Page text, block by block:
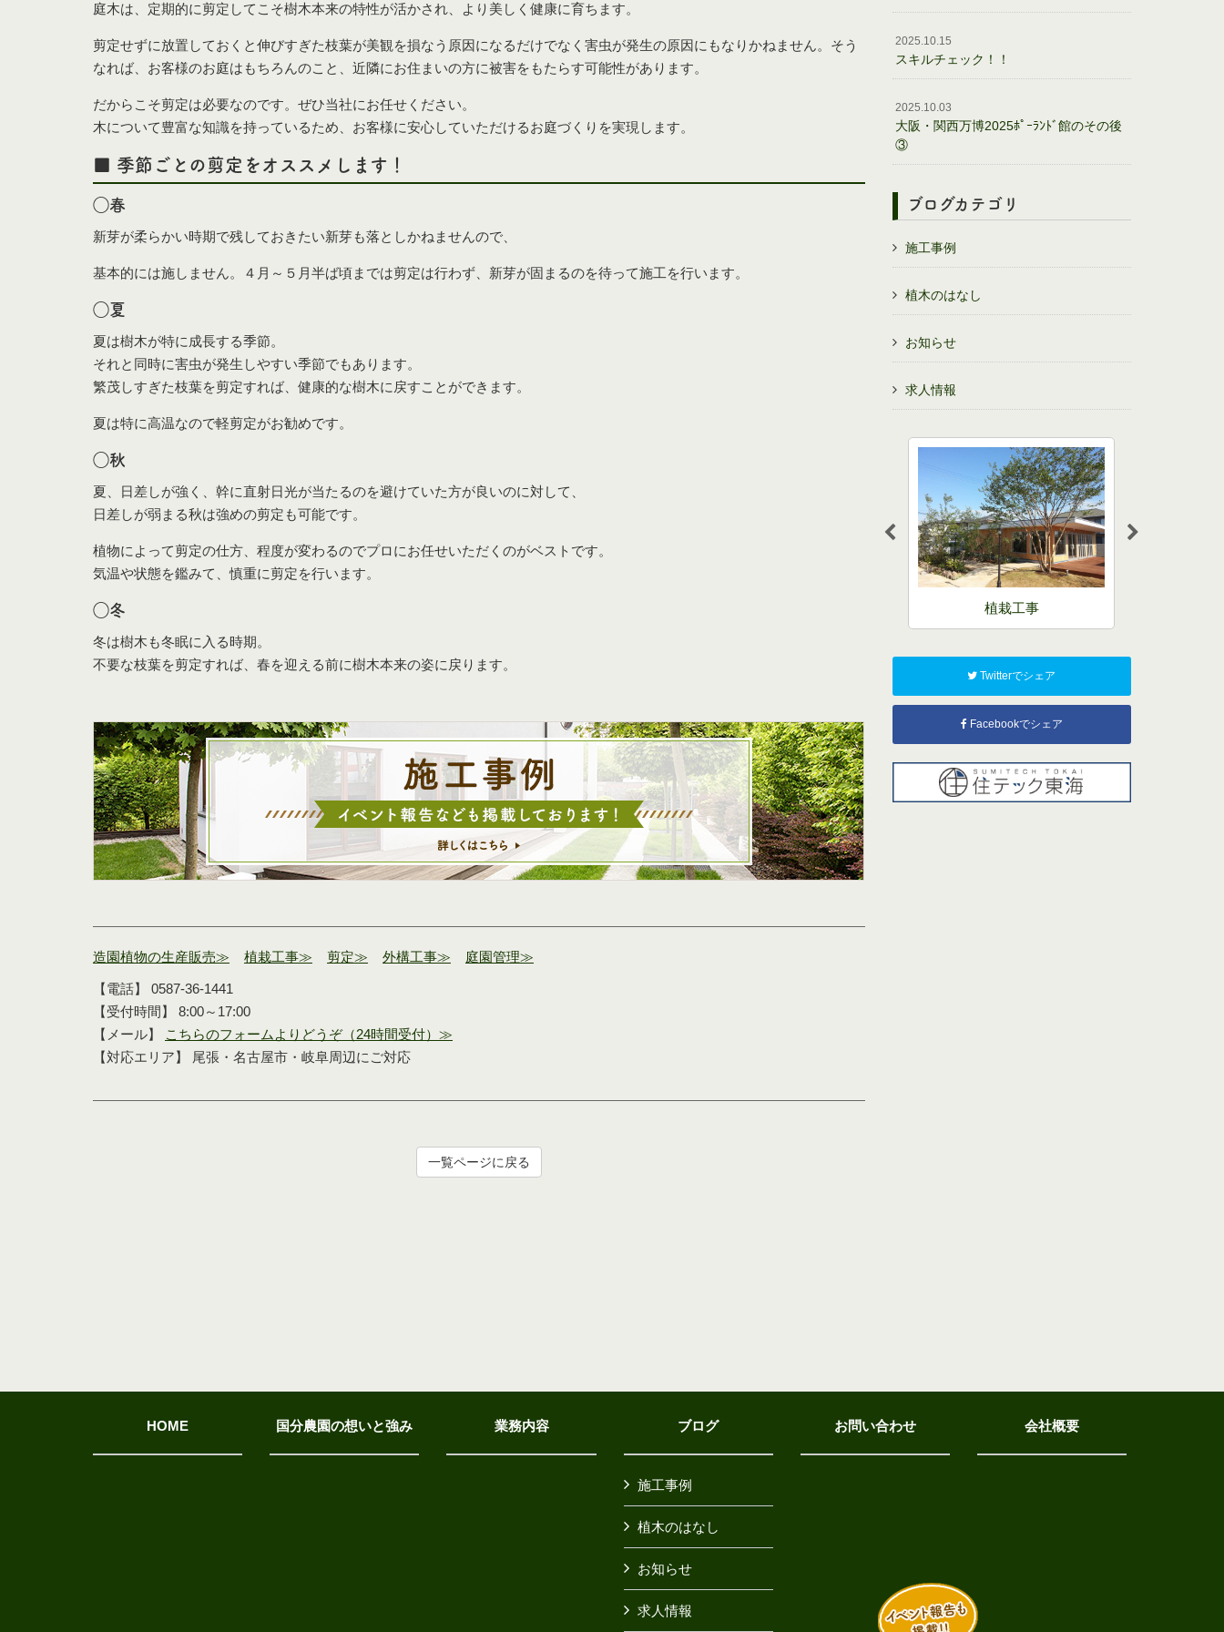
庭木は、定期的に剪定してこそ樹木本来の特性が活かされ、より美しく健康に育ちます。
剪定せずに放置しておくと伸びすぎた枝葉が美観を損なう原因になるだけでなく害虫が発生の原因にもなりかねません。そう
なれば、お客様のお庭はもちろんのこと、近隣にお住まいの方に被害をもたらす可能性があります。
だからこそ剪定は必要なのです。ぜひ当社にお任せください。
木について豊富な知識を持っているため、お客様に安心していただけるお庭づくりを実現します。
■ 季節ごとの剪定をオススメします！
◯春
新芽が柔らかい時期で残しておきたい新芽も落としかねませんので、
基本的には施しません。４月～５月半ば頃までは剪定は行わず、新芽が固まるのを待って施工を行います。
◯夏
夏は樹木が特に成長する季節。
それと同時に害虫が発生しやすい季節でもあります。
繁茂しすぎた枝葉を剪定すれば、健康的な樹木に戻すことができます。
夏は特に高温なので軽剪定がお勧めです。
◯秋
夏、日差しが強く、幹に直射日光が当たるのを避けていた方が良いのに対して、
日差しが弱まる秋は強めの剪定も可能です。
植物によって剪定の仕方、程度が変わるのでプロにお任せいただくのがベストです。
気温や状態を鑑みて、慎重に剪定を行います。
◯冬
冬は樹木も冬眠に入る時期。
不要な枝葉を剪定すれば、春を迎える前に樹木本来の姿に戻ります。
造園植物の生産販売≫ 植栽工事≫ 剪定≫ 外構工事≫ 庭園管理≫
【電話】 0587-36-1441
【受付時間】 8:00～17:00
【メール】
こちらのフォームよりどうぞ（24時間受付）≫
【対応エリア】 尾張・名古屋市・岐阜周辺にご対応
一覧ページに戻る
2025.10.15
スキルチェック！！
2025.10.03
大阪・関西万博2025ﾎﾟｰﾗﾝﾄﾞ館のその後
③
ブログカテゴリ
施工事例
植木のはなし
お知らせ
求人情報
植栽工事
Twitterでシェア
Facebookでシェア
HOME 国分農園の想いと強み 業務内容 ブログ
施工事例
植木のはなし
お知らせ
求人情報
お問い合わせ 会社概要